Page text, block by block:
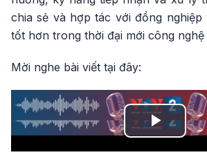
chia sẻ và hợp tác với đồng
tốt hơn trong thời đại mới công nghệ
Mời nghe bài viết tại đây:
Play